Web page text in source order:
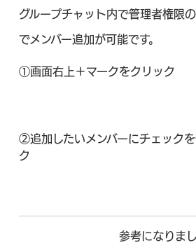
グループチャット内で管理者権限
でメンバー追加が可能です。
①画面右上＋マークをクリック
②追加したいメンバーにチェック
ク
参考になりま